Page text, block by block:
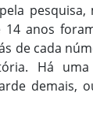
pesquisa,
anos
de cada
Há
demais,